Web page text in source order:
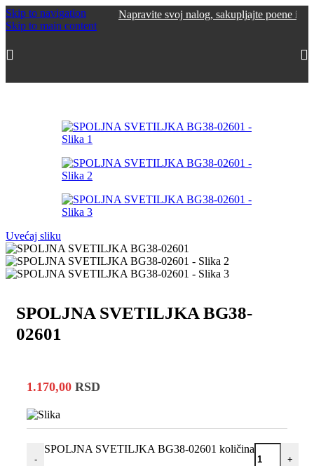
Skip to navigation
Skip to main content
Napravite svoj nalog, sakupljajte poene i ostvarite
Uvećaj sliku
SPOLJNA SVETILJKA BG38-
02601
1.170,00 RSD
-
SPOLJNA SVETILJKA BG38-02601 količina
+